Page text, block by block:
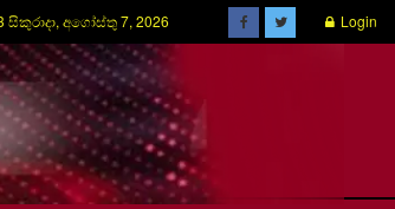
සිකුරාදා, අගෝස්තු 7, 2026 Login